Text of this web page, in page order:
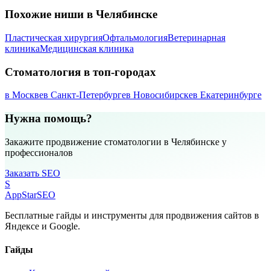
Похожие ниши в Челябинске
Пластическая хирургияОфтальмологияВетеринарная
клиникаМедицинская клиника
Стоматология в топ-городах
в Москвев Санкт-Петербургев Новосибирскев Екатеринбурге
Нужна помощь?
Закажите продвижение стоматологии в Челябинске у
профессионалов
Заказать SEO
S
AppStarSEO
Бесплатные гайды и инструменты для продвижения сайтов в
Яндексе и Google.
Гайды